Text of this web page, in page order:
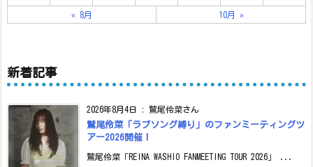
« 8月 10月 »
新着記事
2026年8月4日 : 鷲尾伶菜さん
鷲尾伶菜「ラブソング縛り」のファンミーティングツ
アー2026開催！
鷲尾伶菜「REINA WASHIO FANMEETING TOUR 2026」 ...